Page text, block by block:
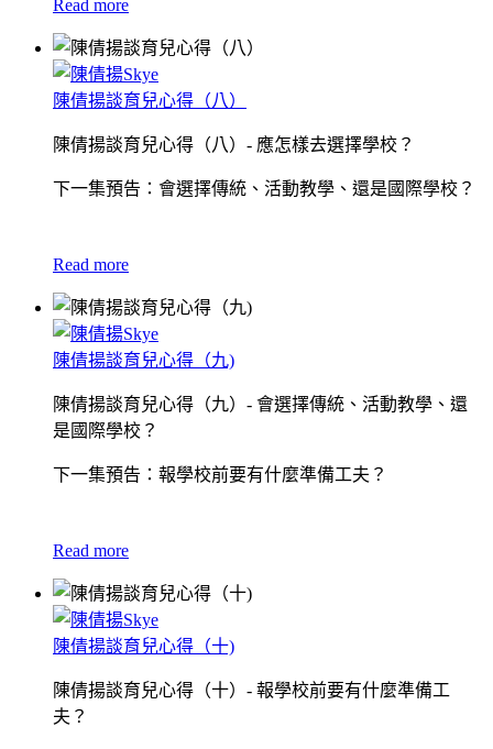
Read more
陳倩揚談育兒心得（八）
陳倩揚談育兒心得（八）- 應怎樣去選擇學校？
下一集預告：會選擇傳統、活動教學、還是國際學校？
Read more
陳倩揚談育兒心得（九)
陳倩揚談育兒心得（九）- 會選擇傳統、活動教學、還
是國際學校？
下一集預告：報學校前要有什麼準備工夫？
Read more
陳倩揚談育兒心得（十)
陳倩揚談育兒心得（十）- 報學校前要有什麼準備工
夫？